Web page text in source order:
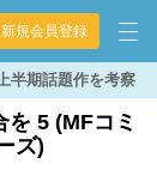
新規会員登録
半期話題作を考察
を 5 (MFコミ
ズ)